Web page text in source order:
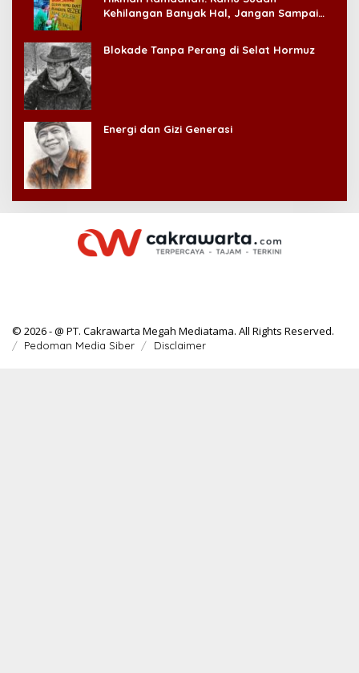
Kehilangan Banyak Hal, Jangan Sampai
Blokade Tanpa Perang di Selat Hormuz
Energi dan Gizi Generasi
© 2026 - @ PT. Cakrawarta Megah Mediatama. All Rights Reserved.
Pedoman Media Siber Disclaimer